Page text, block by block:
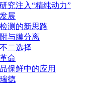
究注入“精纯动力”
展
测的新思路
与膜分离
二选择
命
保鲜中的应用
德